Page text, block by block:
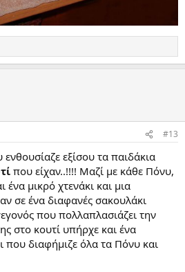
#13
εξίσου τα παιδάκια
που είχαν..!!!! Μαζί με κάθε Πόνυ,
ένα μικρό χτενάκι και μια
σε ένα διαφανές σακουλάκι
που πολλαπλασιάζει την
στο κουτί υπήρχε και ένα
που διαφήμιζε όλα τα Πόνυ και